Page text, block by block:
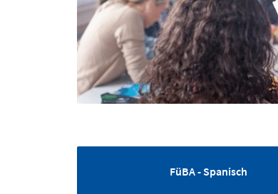
FüBA - Spanisch